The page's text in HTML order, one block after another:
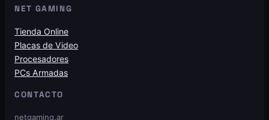
NET GAMING
Tienda Online
Placas de Video
Procesadores
PCs Armadas
CONTACTO
netgaming.ar